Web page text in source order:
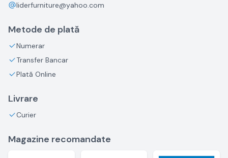
liderfurniture@yahoo.com
Metode de plată
Numerar
Transfer Bancar
Plată Online
Livrare
Curier
Magazine recomandate